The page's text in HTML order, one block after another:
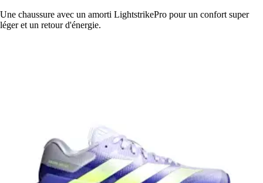
Une chaussure avec un amorti LightstrikePro pour un confort super
léger et un retour d'énergie.